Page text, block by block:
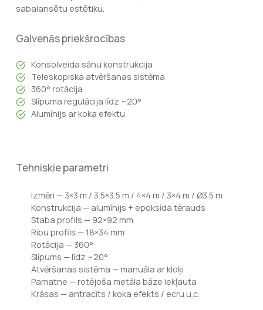
sabalansētu estētiku.
Galvenās priekšrocības
Konsolveida sānu konstrukcija
Teleskopiska atvēršanas sistēma
360° rotācija
Slīpuma regulācija līdz ~20°
Alumīnijs ar koka efektu
Tehniskie parametri
Izmēri — 3×3 m / 3.5×3.5 m / 4×4 m / 3×4 m / Ø3.5 m
Konstrukcija — alumīnijs + epoksīda tērauds
Staba profils — 92×92 mm
Ribu profils — 18×34 mm
Rotācija — 360°
Slīpums — līdz ~20°
Atvēršanas sistēma — manuāla ar kloķi
Pamatne — rotējoša metāla bāze iekļauta
Krāsas — antracīts / koka efekts / ecru u.c.